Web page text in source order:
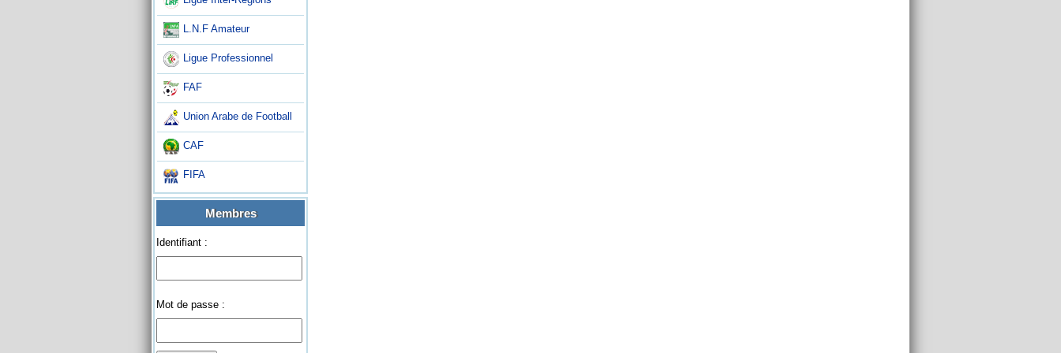
L.N.F Amateur
Ligue Professionnel
FAF
Union Arabe de Football
CAF
FIFA
Membres
Identifiant :
Mot de passe :